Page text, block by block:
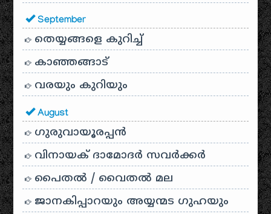
September
തെയ്യങ്ങളെ കുറിച്ച്
കാഞ്ഞങ്ങാട്
വരയും കുറിയും
August
ഗുരുവായൂരപ്പൻ
വിനായക് ദാമോദർ സവർക്കർ
പൈതൽ / വൈതൽ മല
ജാനകിപ്പാറയും അയ്യന്മട ഗുഹയും